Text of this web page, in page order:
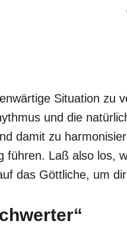
Situation zu
und die
damit zu
führen. Laß also los,
das Göttliche, um